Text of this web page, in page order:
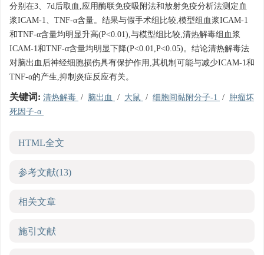
分别在3、7d后取血,应用酶联免疫吸附法和放射免疫分析法测定血
浆ICAM-1、TNF-α含量。结果与假手术组比较,模型组血浆ICAM-1
和TNF-α含量均明显升高(P<0.01),与模型组比较,清热解毒组血浆
ICAM-1和TNF-α含量均明显下降(P<0.01,P<0.05)。结论清热解毒法
对脑出血后神经细胞损伤具有保护作用,其机制可能与减少ICAM-1和
TNF-α的产生,抑制炎症反应有关。
关键词: 清热解毒 / 脑出血 / 大鼠 / 细胞间黏附分子-1 / 肿瘤坏
死因子-α
HTML全文
参考文献(13)
相关文章
施引文献